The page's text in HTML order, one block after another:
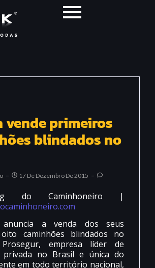
vende primeiros
blindados no
17 De Dezembro De 2015
do Caminhoneiro |
a venda dos seus
caminhões blindados no
empresa líder de
privada no Brasil e única do
em todo território nacional,